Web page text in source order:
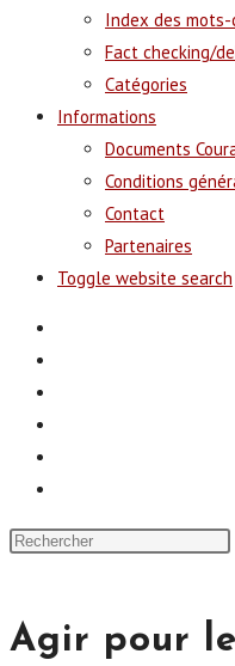
Index des
Fact checking/
Catégories
Informations
Documents
Conditions
Contact
Partenaires
Toggle website search
Agir pour